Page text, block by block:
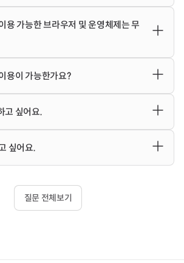
하기 in JavaScript(바로 가기)
토픽을 들으시면 프로그래밍에 대한 기본
그래밍이 세상을 어떻게 바꾸고 있고, 어떤
는지, 어떻게 하면 나도 프로그래밍 시대에
하기 in Python
프로그래밍 시작하기 in
은 입문자도 쉽게 배울 수 있는 Python 과
통해 프로그래밍의 기초를 배울 수 있어
하여 이동하실 수 있어요(바로가기)
쿠폰을 등록할 경우]
인 후 코드잇 사이트 내 우측 상단
프로필 이
> 맴버십 설정 > 쿠폰 사용버튼을 클릭하여
세요.로그인 상태
어려움이 있으시면 우측 하단에
문의하기 >
주세요.
는 다음과 같이 이루어져 있어요.
의, 노트, 퀴즈, 과제를 나타내는 가장 작은 단
이를 묶어 놓은 것이챕터, 그리고 챕터를 묶
록 만든 것이
은 따라 듣
달성할 수 있도록 목표별 수강하면 좋은 토
치한 것이에요.
수강하고 목표를 달성해 보세요!
용 가능한 브라우저 및 운영체제는 무
저]
용시 문제가 있다면 파이어폭스(Firefox),
Safari(MacOS)를 이용해주세요.
다운로드
chrome/
ko/firefox/new/
용이 가능한가요?
마트폰에서 모두 이용 가능해요. 다만,
iOS, iPadOS 버전 16 부터 문제 없이 사용
.
고 싶어요.
등록된 멤버십 기간 동안 멤버십을 유지하
요. 해지되는 날짜는멤버십 정기 결제 정보
있어요.
싶어요.
환불이 이루어집니다.
의 경우,최초 유료 수강기간 10일
질문 전체보기